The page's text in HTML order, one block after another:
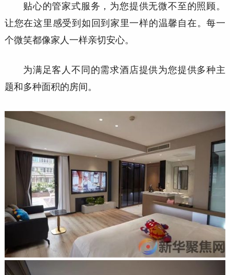
贴心的管家式服务，为您提供无微不至的照顾。
让您在这里感受到如回到家里一样的温馨自在。每一
个微笑都像家 人一样亲切安心。
为满足客人不同的需求酒店提供为您提供多种主
题和多种面积的房间。